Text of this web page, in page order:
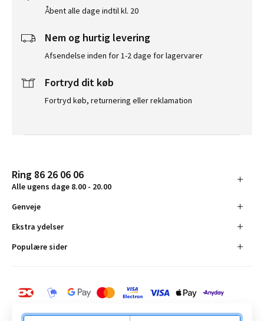
Åbent alle dage indtil kl. 20
Nem og hurtig levering
Afsendelse inden for 1-2 dage for lagervarer
Fortryd dit køb
Fortryd køb, returnering eller reklamation
Ring 86 26 06 06
Alle ugens dage 8.00 - 20.00
Genveje
Ekstra ydelser
Populære sider